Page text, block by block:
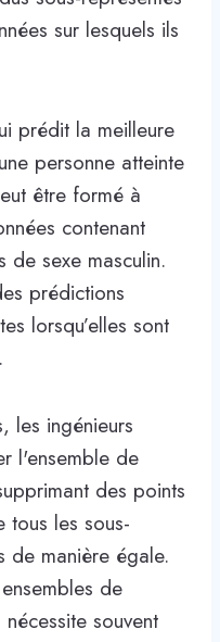
sur lesquels ils
prédit la meilleure
personne atteinte
être formé à
contenant
de sexe masculin.
prédictions
lorsqu’elles sont
les ingénieurs
l'ensemble de
des points
tous les sous-
de manière égale.
de
souvent